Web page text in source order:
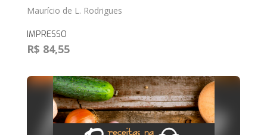
Maurício de L. Rodrigues
IMPRESSO
R$ 84,55